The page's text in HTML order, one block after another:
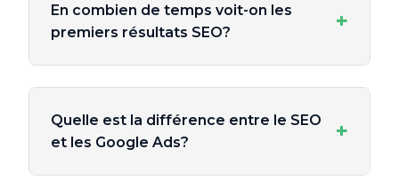
En combien de temps voit-on les
premiers résultats SEO?
+
Quelle est la différence entre le SEO
et les Google Ads?
+